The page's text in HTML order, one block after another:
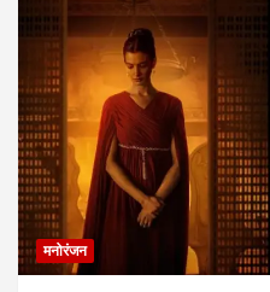
मनोरंजन